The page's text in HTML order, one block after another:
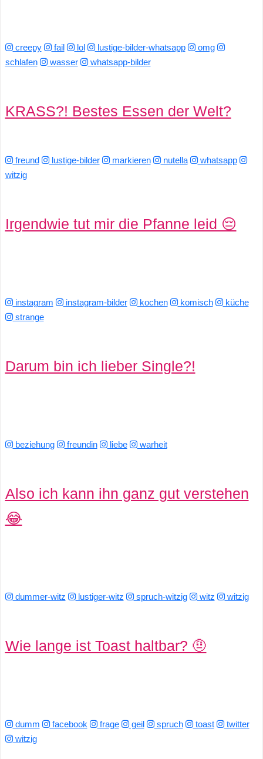
creepy fail lol lustige-bilder-whatsapp
omg
schlafen
wasser whatsapp-bilder
KRASS?! Bestes Essen der Welt?
freund lustige-bilder markieren nutella
whatsapp
witzig
Irgendwie tut mir die Pfanne leid 😔
instagram instagram-bilder kochen komisch
küche
strange
Darum bin ich lieber Single?!
beziehung freundin liebe warheit
Also ich kann ihn ganz gut verstehen
😂
dummer-witz lustiger-witz spruch-witzig witz witzig
Wie lange ist Toast haltbar? 🤨
dumm facebook frage geil spruch toast
twitter
witzig